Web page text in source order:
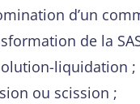
d’un
de la
liquidation ;
ou scission ;